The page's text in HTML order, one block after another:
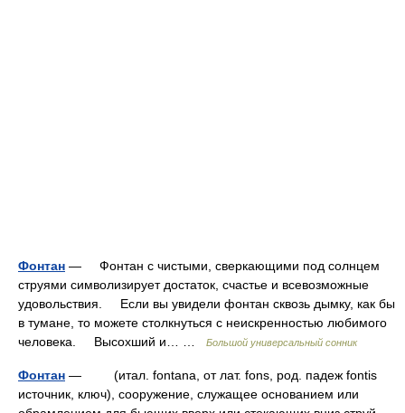
Фонтан — Фонтан с чистыми, сверкающими под солнцем
струями символизирует достаток, счастье и всевозможные
удовольствия. Если вы увидели фонтан сквозь дымку, как бы
в тумане, то можете столкнуться с неискренностью любимого
человека. Высохший и… …
Большой универсальный сонник
Фонтан — (итал. fontana, от лат. fons, род. падеж fontis
источник, ключ), сооружение, служащее основанием или